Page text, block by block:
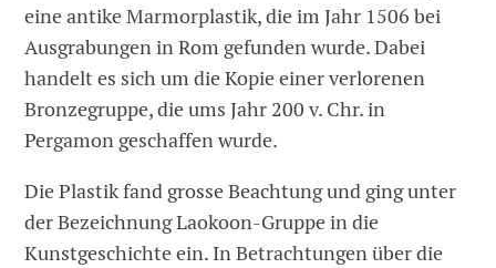
eine antike Marmorplastik, die im Jahr 1506 bei
Ausgrabungen in Rom gefunden wurde. Dabei
handelt es sich um die Kopie einer verlorenen
Bronzegruppe, die ums Jahr 200 v. Chr. in
Pergamon geschaffen wurde.
Die Plastik fand grosse Beachtung und ging unter
der Bezeichnung Laokoon-Gruppe in die
Kunstgeschichte ein. In Betrachtungen über die